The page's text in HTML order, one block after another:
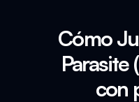
Cómo
Parasite
con